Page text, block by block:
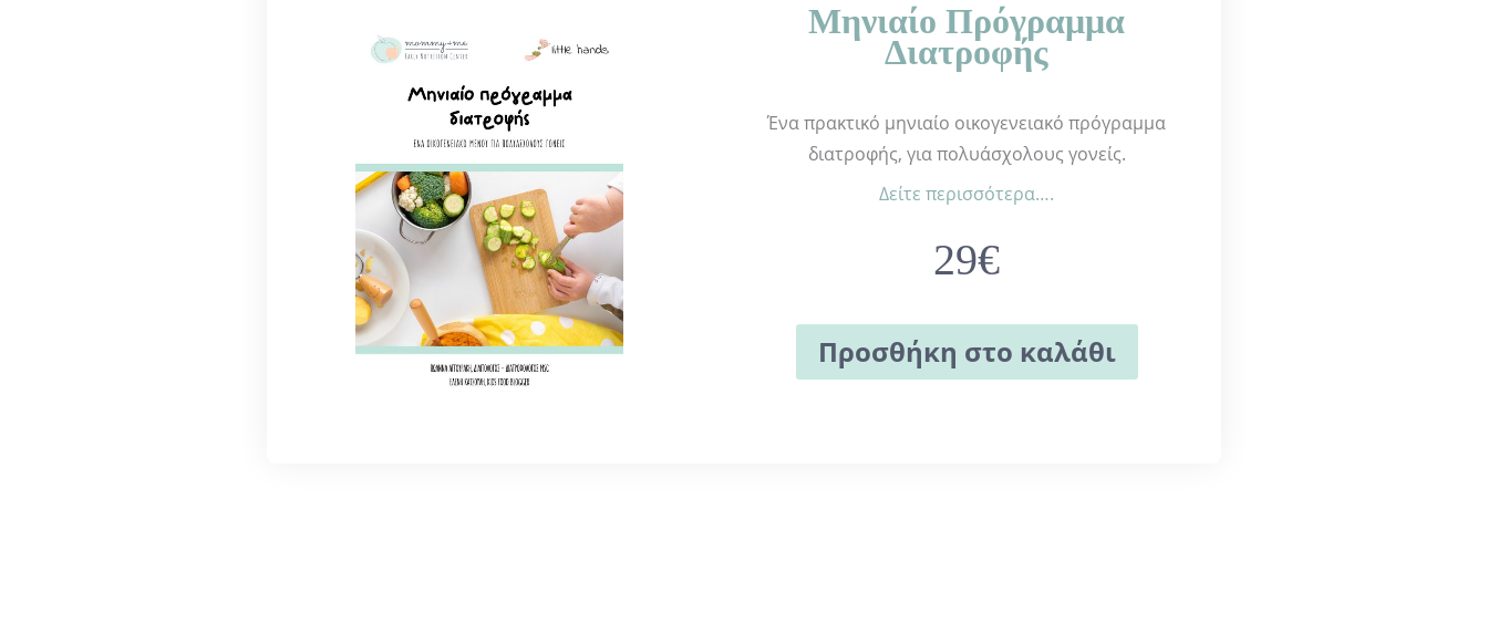
Μηνιαίο Πρόγραμμα
Διατροφής
Ένα πρακτικό μηνιαίο οικογενειακό πρόγραμμα
διατροφής, για πολυάσχολους γονείς.
Δείτε περισσότερα….
29€
Προσθήκη στο καλάθι